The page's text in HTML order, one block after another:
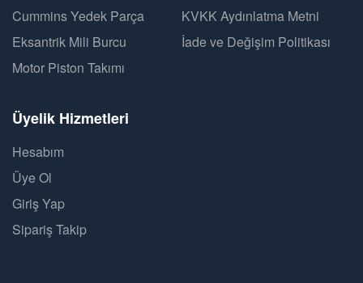
Cummins Yedek Parça
Eksantrik Mili Burcu
Motor Piston Takımı
KVKK Aydınlatma Metni
İade ve Değişim Politikası
Üyelik Hizmetleri
Hesabım
Üye Ol
Giriş Yap
Sipariş Takip